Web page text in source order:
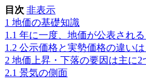
目次 非表示
1 地価の基礎知識
1.1 年に一度、地価が公表され
1.2 公示価格と実勢価格の違いは
2 地価上昇・下落の要因は主に2
2.1 景気の側面